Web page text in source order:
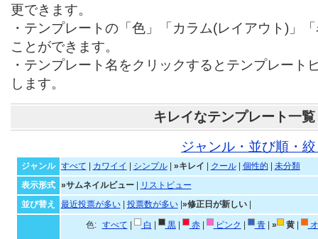
更できます。
・テンプレートの「色」「カラム(レイアウト)」
ことができます。
・テンプレート名をクリックするとテンプレート
します。
キレイなテンプレート一覧
ジャンル・並び順・
ジャンル すべて カワイイ シンプル| »キレイ クール| 個性的
未分類
表示形式
»サムネイルビュー|
リストビュー
並び替え
最近投票が多い| 投票数が多い| »修正日が新しい|
色: すべて 白 黒| 赤| ピンク 青| » 黄|